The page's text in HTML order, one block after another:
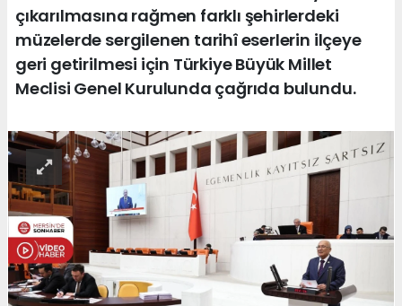
çıkarılmasına rağmen farklı şehirlerdeki
müzelerde sergilenen tarihî eserlerin ilçeye
geri getirilmesi için Türkiye Büyük Millet
Meclisi Genel Kurulunda çağrıda bulundu.